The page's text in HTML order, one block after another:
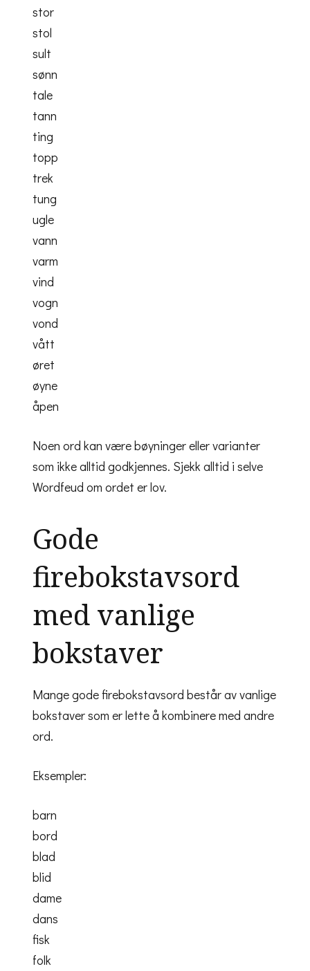
stor
stol
sult
sønn
tale
tann
ting
topp
trek
tung
ugle
vann
varm
vind
vogn
vond
vått
øret
øyne
åpen
Noen ord kan være bøyninger eller varianter
som ikke alltid godkjennes. Sjekk alltid i selve
Wordfeud om ordet er lov.
Gode
firebokstavsord
med vanlige
bokstaver
Mange gode firebokstavsord består av vanlige
bokstaver som er lette å kombinere med andre
ord.
Eksempler:
barn
bord
blad
blid
dame
dans
fisk
folk